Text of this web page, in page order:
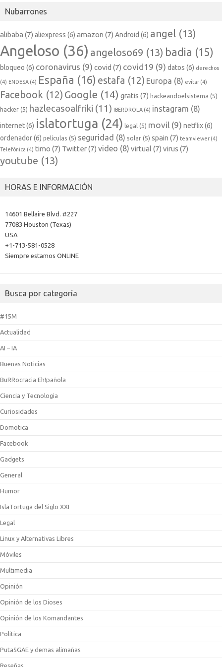
Nubarrones
alibaba (7) aliexpress (6) amazon (7) Android (6) angel (13)
Angeloso (36) angeloso69 (13) badia (15)
bloqueo (6) coronavirus (9) covid (7) covid19 (9) datos (6) derechos
(4) ENDESA (4) España (16) estafa (12) Europa (8) evitar (4)
Facebook (12) Google (14) gratis (7) hackeandoelsistema (5)
hacker (5) hazlecasoalfriki (11) IBERDROLA (4) instagram (8)
internet(6) islatortuga (24) legal (5) movil (9) netflix(6)
ordenador(6) películas (5) seguridad (8) solar (5) spain (7) teamviewer (4)
Telefónica (4) timo (7) Twitter(7) video (8) virtual (7) virus (7)
youtube (13)
HORAS E INFORMACIÓN
14601 Bellaire Blvd. #227
77083 Houston (Texas)
USA
+1-713-581-0528
Siempre estamos ONLINE
Busca por categoría
#15M
Actualidad
AI – IA
Buenas Noticias
BuRRocracia Eh!pañola
Ciencia y Tecnologia
Curiosidades
Domotica
Facebook
Gadgets
General
Humor
IslaTortuga del Siglo XXI
Legal
Linux y Alternativas Libres
Móviles
Multimedia
Opinión
Opinión de los Dioses
Opinión de los Komandantes
Politica
PutaSGAE y demas alimañas